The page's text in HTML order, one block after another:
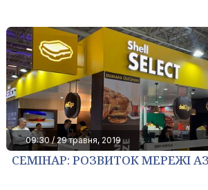
09:30 / 29 травня, 2019
СЕМІНАР: РОЗВИТОК МЕРЕЖІ